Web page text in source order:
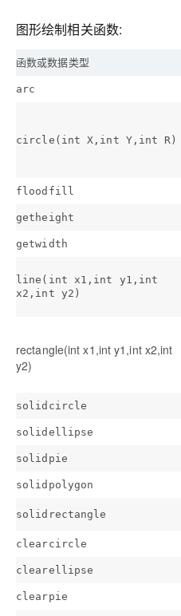
图形绘制相关函数:
函数或数据类型
arc
circle(int X,int Y,int R)
floodfill
getheight
getwidth
line(int x1,int y1,int
x2,int y2)
rectangle(int x1,int y1,int x2,int
y2)
solidcircle
solidellipse
solidpie
solidpolygon
solidrectangle
clearcircle
clearellipse
clearpie